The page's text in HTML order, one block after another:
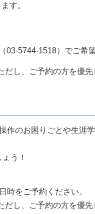
す。
5744-1518）でご希
だし、ご予約の方を優
作のお困りごとや生涯
う！
時をご予約ください。
だし、ご予約の方を優